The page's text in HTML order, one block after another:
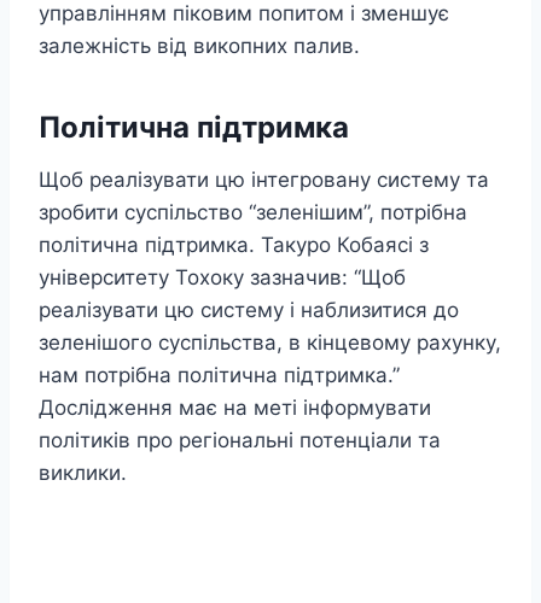
управлінням піковим попитом і зменшує
залежність від викопних палив.
Політична підтримка
Щоб реалізувати цю інтегровану систему та
зробити суспільство “зеленішим”, потрібна
політична підтримка. Такуро Кобаясі з
університету Тохоку зазначив: “Щоб
реалізувати цю систему і наблизитися до
зеленішого суспільства, в кінцевому рахунку,
нам потрібна політична підтримка.”
Дослідження має на меті інформувати
політиків про регіональні потенціали та
виклики.